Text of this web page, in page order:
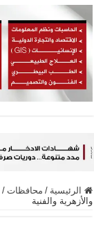
الرئيسية / محافظات /
والأزهرية والفنية